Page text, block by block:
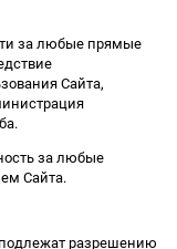
за любые прямые
Сайта,
за любые
Сайта.
разрешению